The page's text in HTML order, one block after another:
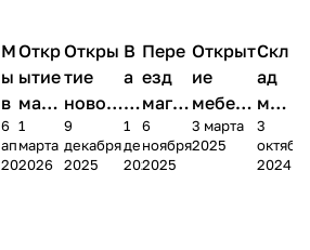
М
ы
в
М
А
6
апреля
2026
Откр
ытие
мага
зина
в
1
марта
2026
Откры
тие
новог
о
магаз
9
декабря
2025
В
а
к
а
н
1
декабря
2025
Пере
езд
магаз
ина в
г.
6
ноября
2025
Открыт
ие
мебель
ного
салона
3 марта
2025
Скл
ад
меб
ели
пер
3
2024